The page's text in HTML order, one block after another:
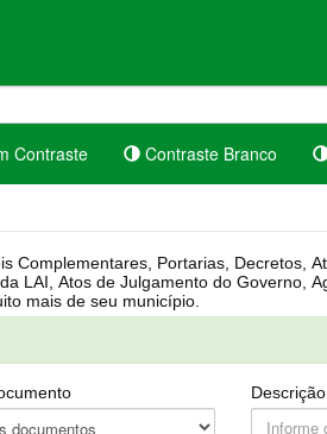
Contraste Contraste Branco
Controle dos bens públicos e muito mais de seu município.
Descrição